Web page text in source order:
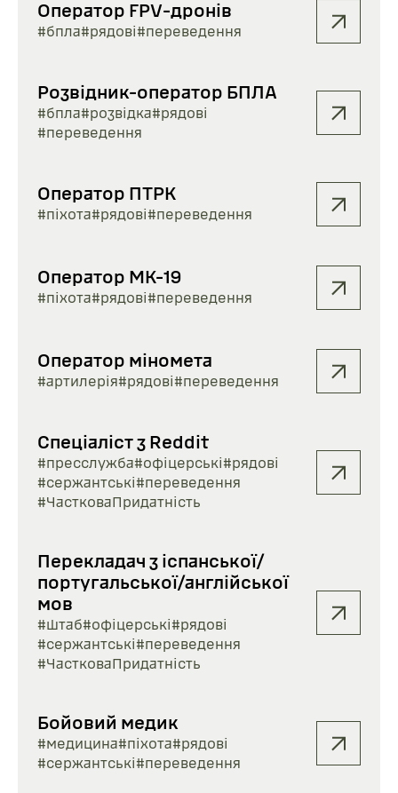
Оператор FPV-дронів
#бпла#рядові#переведення
Розвідник-оператор БПЛА
#бпла#розвідка#рядові
#переведення
Оператор ПТРК
#піхота#рядові#переведення
Оператор МК-19
#піхота#рядові#переведення
Оператор міномета
#артилерія#рядові#переведення
Спеціаліст з Reddit
#пресслужба#офіцерські#рядові
#сержантські#переведення
#ЧастковаПридатність
Перекладач з іспанської/
португальської/англійської
мов
#штаб#офіцерські#рядові
#сержантські#переведення
#ЧастковаПридатність
Бойовий медик
#медицина#піхота#рядові
#сержантські#переведення